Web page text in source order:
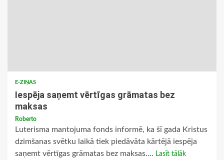
E-ZIŅAS
Iespēja saņemt vērtīgas grāmatas bez
maksas
Roberto
Luterisma mantojuma fonds informē, ka šī gada Kristus
dzimšanas svētku laikā tiek piedāvāta kārtējā iespēja
saņemt vērtīgas grāmatas bez maksas.... Lasīt tālāk